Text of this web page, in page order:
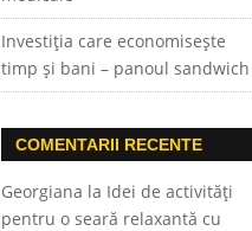
Investiția care economisește
timp și bani – panoul sandwich
COMENTARII RECENTE
Georgiana la Idei de activități
pentru o seară relaxantă cu